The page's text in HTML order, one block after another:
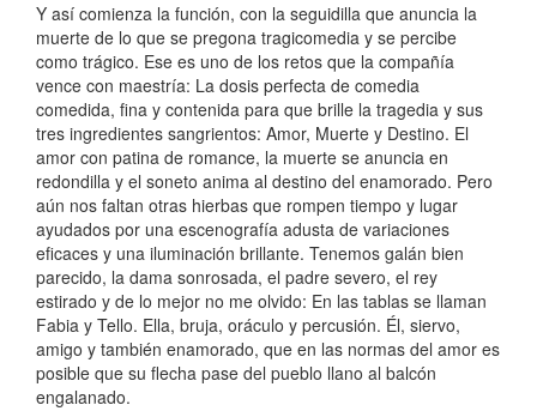
Y así comienza la función, con la seguidilla que anuncia la
muerte de lo que se pregona tragicomedia y se percibe
como trágico. Ese es uno de los retos que la compañía
vence con maestría: La dosis perfecta de comedia
comedida, fina y contenida para que brille la tragedia y sus
tres ingredientes sangrientos: Amor, Muerte y Destino. El
amor con patina de romance, la muerte se anuncia en
redondilla y el soneto anima al destino del enamorado. Pero
aún nos faltan otras hierbas que rompen tiempo y lugar
ayudados por una escenografía adusta de variaciones
eficaces y una iluminación brillante. Tenemos galán bien
parecido, la dama sonrosada, el padre severo, el rey
estirado y de lo mejor no me olvido: En las tablas se llaman
Fabia y Tello. Ella, bruja, oráculo y percusión. Él, siervo,
amigo y también enamorado, que en las normas del amor es
posible que su flecha pase del pueblo llano al balcón
engalanado.